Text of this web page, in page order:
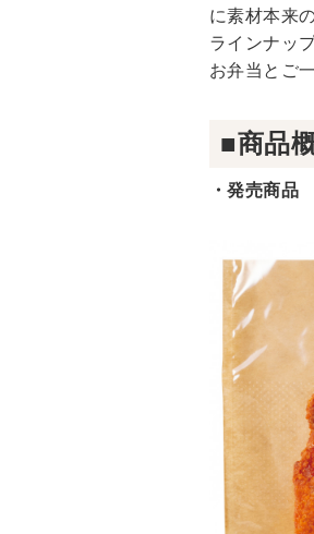
に素材本来
ラインナッ
お弁当とご
■商品
・発売商品